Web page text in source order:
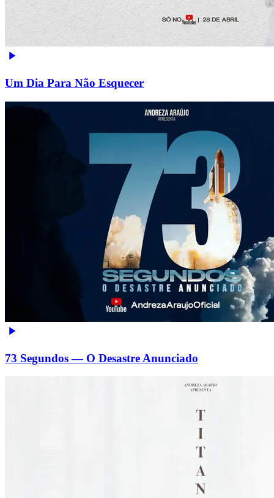
Um Dia Para Não Esquecer
73 Segundos — O Desastre Anunciado